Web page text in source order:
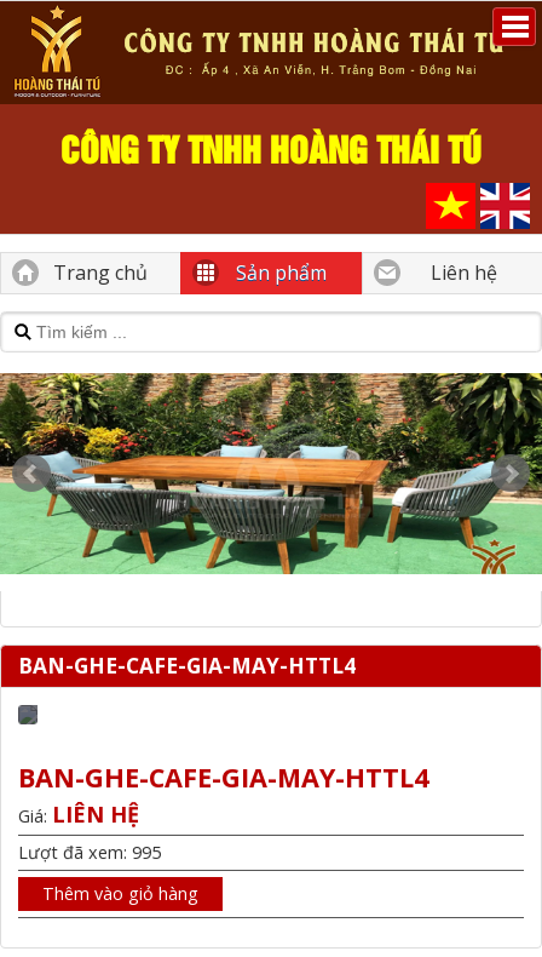
CÔNG TY TNHH HOÀNG THÁI TÚ
Trang chủ Sản phẩm Liên hệ
BAN-GHE-CAFE-GIA-MAY-HTTL4
BAN-GHE-CAFE-GIA-MAY-HTTL4
Giá: LIÊN HỆ
Lượt đã xem: 995
Thêm vào giỏ hàng